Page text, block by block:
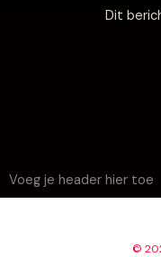
Dit
Voeg je header hier toe
©